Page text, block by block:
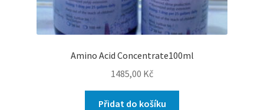
Amino Acid Concentrate100ml
1485,00 Kč
Přidat do košíku